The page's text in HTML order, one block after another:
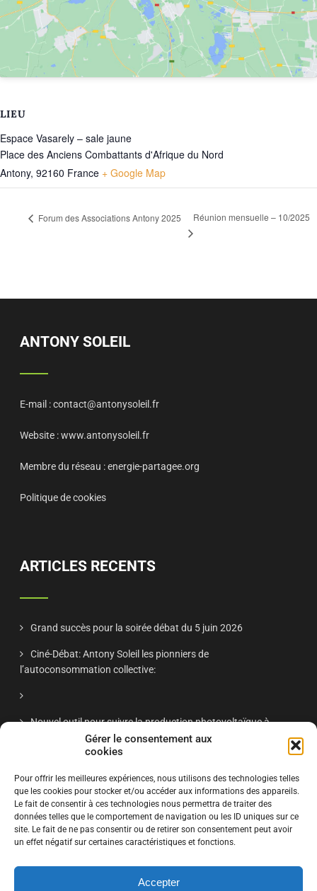
Gérer le consentement aux
cookies
Pour offrir les meilleures expériences, nous utilisons des technologies telles
que les cookies pour stocker et/ou accéder aux informations des appareils.
Le fait de consentir à ces technologies nous permettra de traiter des
données telles que le comportement de navigation ou les ID uniques sur ce
site. Le fait de ne pas consentir ou de retirer son consentement peut avoir
un effet négatif sur certaines caractéristiques et fonctions.
Accepter
LIEU
Espace Vasarely – sale jaune
Place des Anciens Combattants d'Afrique du Nord
Antony, 92160 France + Google Map
Forum des Associations Antony 2025 Réunion mensuelle – 10/2025
ANTONY SOLEIL
E-mail :contact@antonysoleil.fr
Website :www.antonysoleil.fr
Membre du réseau :energie-partagee.org
Politique de cookies
ARTICLES RECENTS
Grand succès pour la soirée débat du 5 juin 2026
Ciné-Débat: Antony Soleil les pionniers de
l’autoconsommation collective:
Nouvel outil pour suivre la production photovoltaïque à
à Antony : retour d’expériences et projets citoyens »
S'ABONNER